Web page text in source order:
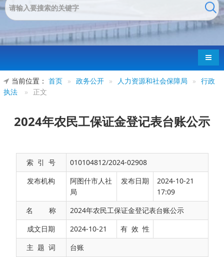
导航
当前位置： 首页 » 政务公开 » 人力资源和社会保障局 » 行政
执法
» 正文
2024年农民工保证金登记表台账公示
索 引 号
010104812/2024-02908
发布机构
阿图什市人社
局
发布日期
2024-10-21
17:09
名 称
2024年农民工保证金登记表台账公示
成文日期
2024-10-21
有 效 性
主 题 词
台账
克州阿图什市农民工工资保证金保函公示